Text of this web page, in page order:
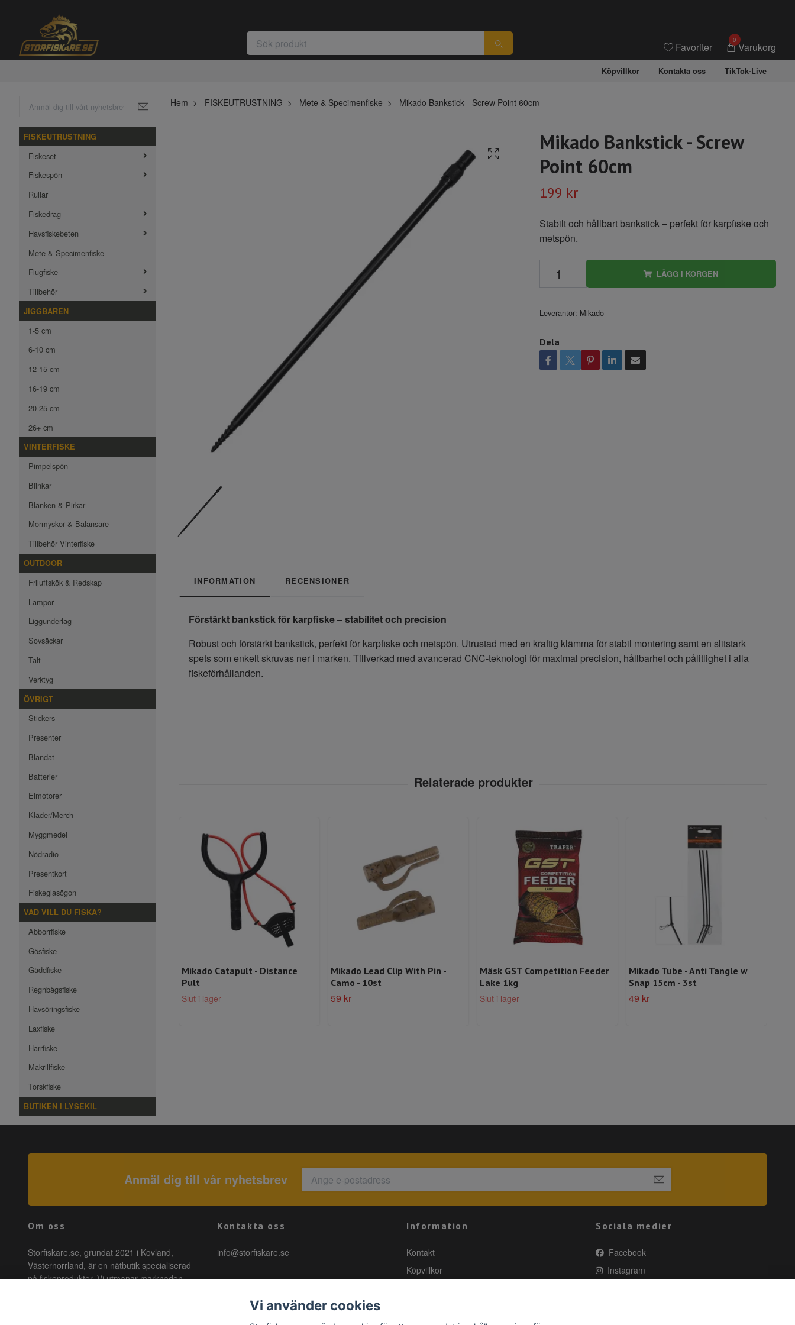
Favoriter
0
Varukorg
Köpvillkor Kontakta oss TikTok-Live
FISKEUTRUSTNING
Fiskeset
Fiskespön
Rullar
Fiskedrag
Havsfiskebeten
Mete & Specimenfiske
Flugfiske
Tillbehör
JIGGBAREN
1-5 cm
6-10 cm
12-15 cm
16-19 cm
20-25 cm
26+ cm
VINTERFISKE
Pimpelspön
Blinkar
Blänken & Pirkar
Mormyskor & Balansare
Tillbehör Vinterfiske
OUTDOOR
Friluftskök & Redskap
Lampor
Liggunderlag
Sovsäckar
Tält
Verktyg
ÖVRIGT
Stickers
Presenter
Blandat
Batterier
Elmotorer
Kläder/Merch
Myggmedel
Nödradio
Presentkort
Fiskeglasögon
VAD VILL DU FISKA?
Abborrfiske
Gösfiske
Gäddfiske
Regnbågsfiske
Havsöringsfiske
Laxfiske
Harrfiske
Makrillfiske
Torskfiske
BUTIKEN I LYSEKIL
Hem FISKEUTRUSTNING Mete & Specimenfiske Mikado Bankstick - Screw Point 60cm
Mikado Bankstick - Screw
Point 60cm
199 kr
Stabilt och hållbart bankstick – perfekt för karpfiske och
metspön.
LÄGG I KORGEN
Leverantör: Mikado
Dela
INFORMATION RECENSIONER
Förstärkt bankstick för karpfiske – stabilitet och precision
Robust och förstärkt bankstick, perfekt för karpfiske och metspön. Utrustad med en kraftig klämma för stabil montering samt en slitstark
spets som enkelt skruvas ner i marken. Tillverkad med avancerad CNC-teknologi för maximal precision, hållbarhet och pålitlighet i alla
fiskeförhållanden.
Mikado Catapult - Distance
Pult
Slut i lager
Mikado Lead Clip With Pin -
Camo - 10st
59 kr
Mäsk GST Competition Feeder
Lake 1kg
Slut i lager
Mikado Tube - Anti Tangle w
Snap 15cm - 3st
49 kr
Anmäl dig till vår nyhetsbrev
Om oss
Storfiskare.se, grundat 2021 i Kovland,
Västernorrland, är en nätbutik specialiserad
på fiskeprodukter. Vi utmanar marknaden
Kontakta oss
info@storfiskare.se
Information
Kontakt
Köpvillkor
Sociala medier
Facebook
Instagram
Vi använder cookies